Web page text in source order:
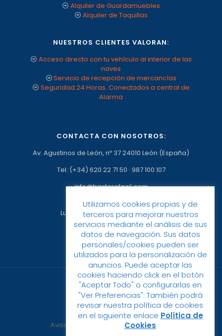
Alquiler de Guardamuebles
Alquiler de Taquillas
NUESTROS CLIENTES VALORAN:
Acceso directo con tu vehículo al interior de las
naves
Servicio de recepción de mercancías
Seguridad 24 Horas. Conectados a central de
Alarma
CONTACTA CON NOSOTROS:
Av. Agustinos de León, nº 37 24010 León (España)
Tel.:(+34) 620 22 71 50 · 987 100 107
info@trasterofacil.com
Horario:
Lunes a Viernes: 09:00h a 17:00h
© 2023 Trastero Fácil
Aviso Legal
Política de privacidad
Utilizamos cookies propias y de
terceros para mejorar nuestros
servicios mediante el análisis de sus
datos de navegación. Sus datos
personales/cookies pueden ser
utilizados para la personalización de
anuncios. Puede aceptar las
cookies haciendo click en el botón
"Aceptar Todo" o configurarlas en
"Ver Preferencias". También podrá
revisar nuestra política de cookies
en el siguiente enlace Política de
Cookies